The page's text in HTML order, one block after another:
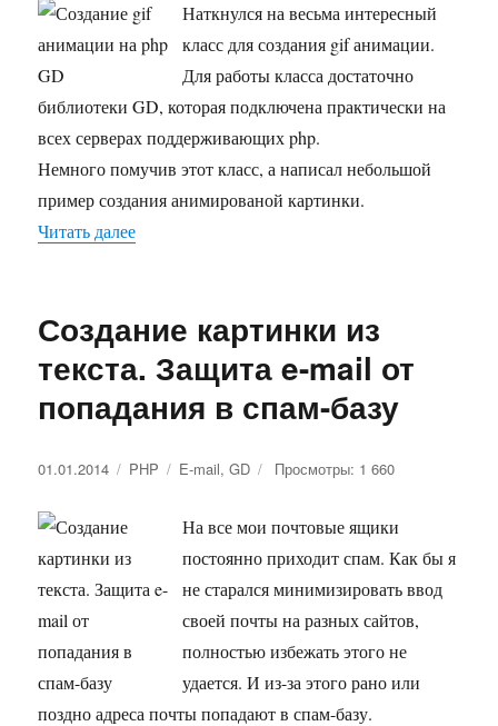
анимации
на
php
Наткнулся на весьма интересный
класс для создания gif анимации.
Для работы класса достаточно
библиотеки GD, которая подключена практически на
всех серверах поддерживающих php.
Немного помучив этот класс, а написал небольшой
пример создания анимированой картинки.
Читать далее
Создание картинки из
текста. Защита e-mail от
попадания в спам-базу
Опубликовано
01.01.2014 Рубрики
PHP Метки
E-mail,GD Просмотры: 1 660
На все мои почтовые ящики
постоянно приходит спам. Как бы я
не старался минимизировать ввод
своей почты на разных сайтов,
полностью избежать этого не
удается. И из-за этого рано или
поздно адреса почты попадают в спам-базу.